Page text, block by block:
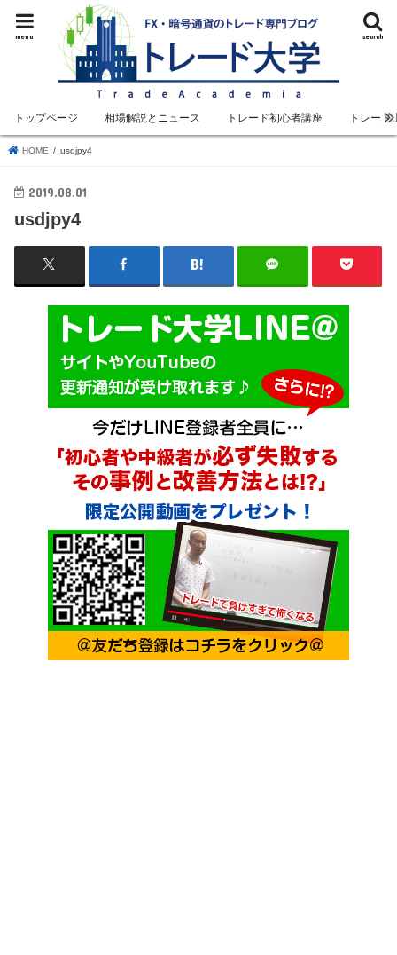
search
menu
トップページ 相場解説とニュース トレード初心者講座 トレード
HOME usdjpy4
2019.08.01
usdjpy4